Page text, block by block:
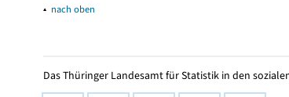
▴ nach oben
Das Thüringer Landesamt für Statistik in den